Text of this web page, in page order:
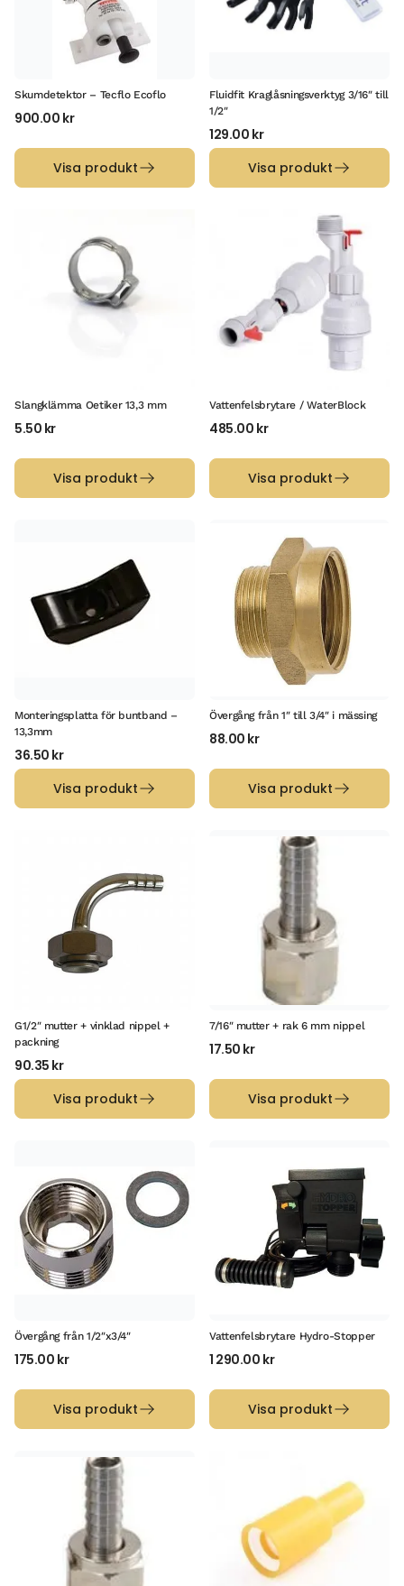
Skumdetektor – Tecflo Ecoflo
900.00 kr
Visa produkt
Fluidfit Kraglåsningsverktyg 3/16″ till
1/2″
129.00 kr
Visa produkt
Slangklämma Oetiker 13,3 mm
5.50 kr
Visa produkt
Vattenfelsbrytare / WaterBlock
485.00 kr
Visa produkt
Monteringsplatta för buntband –
13,3mm
36.50 kr
Visa produkt
Övergång från 1″ till 3/4″ i mässing
88.00 kr
Visa produkt
G1/2″ mutter + vinklad nippel +
packning
90.35 kr
Visa produkt
7/16″ mutter + rak 6 mm nippel
17.50 kr
Visa produkt
Övergång från 1/2″x3/4″
175.00 kr
Visa produkt
Vattenfelsbrytare Hydro-Stopper
1 290.00 kr
Visa produkt